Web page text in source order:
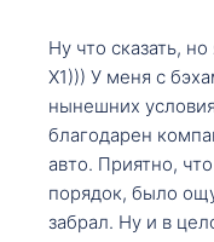
Ну что сказать,
X1))) У меня с
нынешних
благодарен
авто. Приятно,
порядок, было
забрал. Ну и в